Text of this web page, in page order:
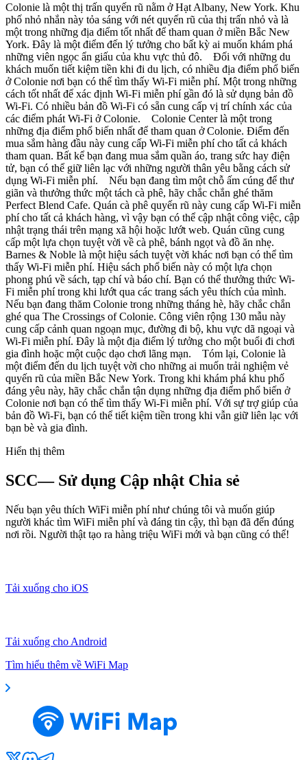
Colonie là một thị trấn quyến rũ nằm ở Hạt Albany, New York. Khu
phố nhỏ nhắn này tỏa sáng với nét quyến rũ của thị trấn nhỏ và là
một trong những địa điểm tốt nhất để tham quan ở miền Bắc New
York. Đây là một điểm đến lý tưởng cho bất kỳ ai muốn khám phá
những viên ngọc ẩn giấu của khu vực thủ đô. Đối với những du
khách muốn tiết kiệm tiền khi đi du lịch, có nhiều địa điểm phổ biến
ở Colonie nơi bạn có thể tìm thấy Wi-Fi miễn phí. Một trong những
cách tốt nhất để xác định Wi-Fi miễn phí gần đó là sử dụng bản đồ
Wi-Fi. Có nhiều bản đồ Wi-Fi có sẵn cung cấp vị trí chính xác của
các điểm phát Wi-Fi ở Colonie. Colonie Center là một trong
những địa điểm phổ biến nhất để tham quan ở Colonie. Điểm đến
mua sắm hàng đầu này cung cấp Wi-Fi miễn phí cho tất cả khách
tham quan. Bất kể bạn đang mua sắm quần áo, trang sức hay điện
tử, bạn có thể giữ liên lạc với những người thân yêu bằng cách sử
dụng Wi-Fi miễn phí. Nếu bạn đang tìm một chỗ ấm cúng để thư
giãn và thưởng thức một tách cà phê, hãy chắc chắn ghé thăm
Perfect Blend Cafe. Quán cà phê quyến rũ này cung cấp Wi-Fi miễn
phí cho tất cả khách hàng, vì vậy bạn có thể cập nhật công việc, cập
nhật trạng thái trên mạng xã hội hoặc lướt web. Quán cũng cung
cấp một lựa chọn tuyệt vời về cà phê, bánh ngọt và đồ ăn nhẹ.
Barnes & Noble là một hiệu sách tuyệt vời khác nơi bạn có thể tìm
thấy Wi-Fi miễn phí. Hiệu sách phổ biến này có một lựa chọn
phong phú về sách, tạp chí và báo chí. Bạn có thể thưởng thức Wi-
Fi miễn phí trong khi lướt qua các trang sách yêu thích của mình.
Nếu bạn đang thăm Colonie trong những tháng hè, hãy chắc chắn
ghé qua The Crossings of Colonie. Công viên rộng 130 mẫu này
cung cấp cảnh quan ngoạn mục, đường đi bộ, khu vực dã ngoại và
Wi-Fi miễn phí. Đây là một địa điểm lý tưởng cho một buổi đi chơi
gia đình hoặc một cuộc dạo chơi lãng mạn. Tóm lại, Colonie là
một điểm đến du lịch tuyệt vời cho những ai muốn trải nghiệm vẻ
quyến rũ của miền Bắc New York. Trong khi khám phá khu phố
đáng yêu này, hãy chắc chắn tận dụng những địa điểm phổ biến ở
Colonie nơi bạn có thể tìm thấy Wi-Fi miễn phí. Với sự trợ giúp của
bản đồ Wi-Fi, bạn có thể tiết kiệm tiền trong khi vẫn giữ liên lạc với
bạn bè và gia đình.
Hiển thị thêm
SCC— Sử dụng Cập nhật Chia sẻ
Nếu bạn yêu thích WiFi miễn phí như chúng tôi và muốn giúp
người khác tìm WiFi miễn phí và đáng tin cậy, thì bạn đã đến đúng
nơi rồi. Người thật tạo ra hàng triệu WiFi mới và bạn cũng có thể!
Tải xuống cho iOS
Tải xuống cho Android
Tìm hiểu thêm về WiFi Map